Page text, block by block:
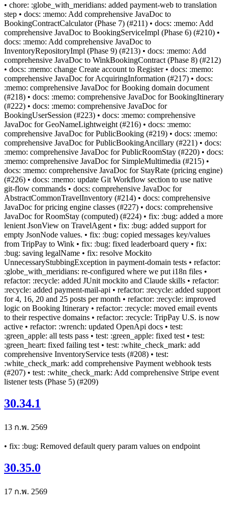
• chore: :globe_with_meridians: added payment-web to translation
step • docs: :memo: Add comprehensive JavaDoc to
BookingContractCalculator (Phase 7) (#211) • docs: :memo: Add
comprehensive JavaDoc to BookingServiceImpl (Phase 6) (#210) •
docs: :memo: Add comprehensive JavaDoc to
InventoryRepositoryImpl (Phase 9) (#213) • docs: :memo: Add
comprehensive JavaDoc to WinkBookingContract (Phase 8) (#212)
• docs: :memo: change Create account to Register • docs: :memo:
comprehensive JavaDoc for AcquiringInformation (#217) • docs:
:memo: comprehensive JavaDoc for Booking domain document
(#218) • docs: :memo: comprehensive JavaDoc for BookingItinerary
(#222) • docs: :memo: comprehensive JavaDoc for
BookingUserSession (#223) • docs: :memo: comprehensive
JavaDoc for GeoNameLightweight (#216) • docs: :memo:
comprehensive JavaDoc for PublicBooking (#219) • docs: :memo:
comprehensive JavaDoc for PublicBookingAncillary (#221) • docs:
:memo: comprehensive JavaDoc for PublicRoomStay (#220) • docs:
:memo: comprehensive JavaDoc for SimpleMultimedia (#215) •
docs: :memo: comprehensive JavaDoc for StayRate (pricing engine)
(#226) • docs: :memo: update Git Workflow section to use native
git-flow commands • docs: comprehensive JavaDoc for
AbstractCommonTravelInventory (#214) • docs: comprehensive
JavaDoc for pricing engine classes (#227) • docs: comprehensive
JavaDoc for RoomStay (computed) (#224) • fix: :bug: added a more
lenient JsonView on TravelAgent • fix: :bug: added support for
empty JsonNode values. • fix: :bug: copied messages key/values
from TripPay to Wink • fix: :bug: fixed leaderboard query • fix:
:bug: saving legalName • fix: resolve Mockito
UnnecessaryStubbingException in payment-domain tests • refactor:
:globe_with_meridians: re-configured where we put i18n files •
refactor: :recycle: added JUnit mockito and Claude skills • refactor:
:recycle: added payment-mail-api • refactor: :recycle: added support
for 4, 16, 20 and 25 posts per month • refactor: :recycle: improved
logic on Booking Itinerary • refactor: :recycle: moved email events
to their respective domains • refactor: :recycle: TripPay U.S. is now
active • refactor: :wrench: updated OpenApi docs • test:
:green_apple: all tests pass • test: :green_apple: fixed test • test:
:green_heart: fixed failing test • test: :white_check_mark: add
comprehensive InventoryService tests (#208) • test:
:white_check_mark: add comprehensive Payment webhook tests
(#207) • test: :white_check_mark: Add comprehensive Stripe event
listener tests (Phase 5) (#209)
30.34.1
13 ก.พ. 2569
• fix: :bug: Removed default query param values on endpoint
30.35.0
17 ก.พ. 2569